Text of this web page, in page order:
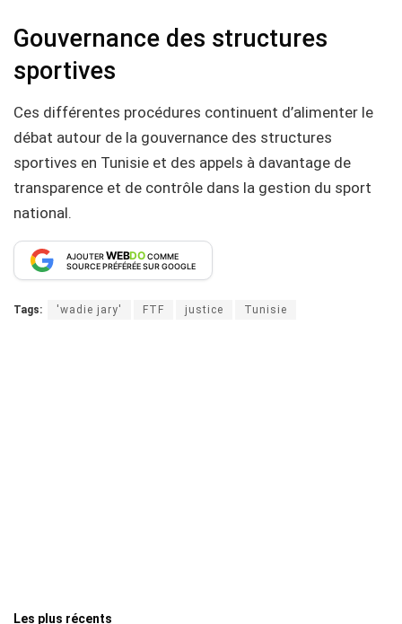
Gouvernance des structures
sportives
Ces différentes procédures continuent d’alimenter le
débat autour de la gouvernance des structures
sportives en Tunisie et des appels à davantage de
transparence et de contrôle dans la gestion du sport
national.
AJOUTERWEBDOCOMME
SOURCE PRÉFÉRÉE SUR GOOGLE
Tags: 'wadie jary' FTF justice Tunisie
Les plus récents